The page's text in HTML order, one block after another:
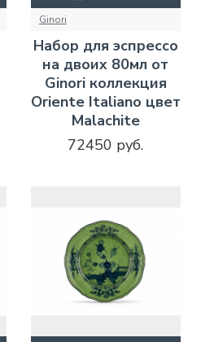
Ginori
Набор для эспрессо
на двоих 80мл от
Ginori коллекция
Oriente Italiano цвет
Malachite
72450 руб.